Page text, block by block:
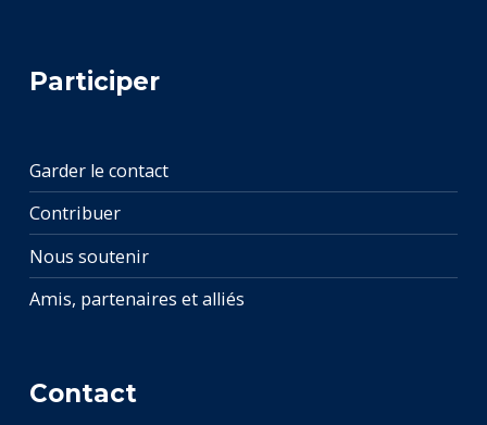
Participer
Garder le contact
Contribuer
Nous soutenir
Amis, partenaires et alliés
Contact